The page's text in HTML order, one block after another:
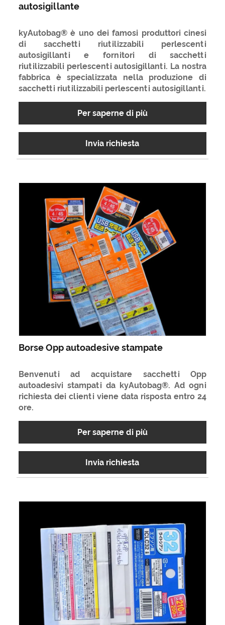
autosigillante
kyAutobag® è uno dei famosi produttori cinesi
di sacchetti riutilizzabili perlescenti
autosigillanti e fornitori di sacchetti
riutilizzabili perlescenti autosigillanti. La nostra
fabbrica è specializzata nella produzione di
sacchetti riutilizzabili perlescenti autosigillanti.
Per saperne di più
Invia richiesta
Borse Opp autoadesive stampate
Benvenuti ad acquistare sacchetti Opp
autoadesivi stampati da kyAutobag®. Ad ogni
richiesta dei clienti viene data risposta entro 24
ore.
Per saperne di più
Invia richiesta